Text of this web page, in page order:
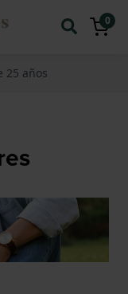
0
25 años